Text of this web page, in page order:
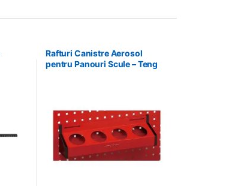
Rafturi Canistre Aerosol
pentru Panouri Scule – Teng